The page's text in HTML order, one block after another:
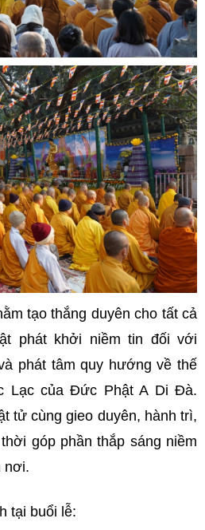
tạo thắng duyên cho tất cả
phát khởi niềm tin đối với
phát tâm quy hướng về thế
Lạc của Đức Phật A Di Đà.
tử cùng gieo duyên, hành trì,
góp phần thắp sáng niềm
nơi.
tại buổi lễ: